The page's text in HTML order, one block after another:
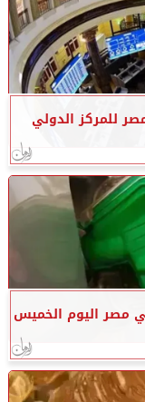
للمركز الدولي
مصر اليوم الخميس